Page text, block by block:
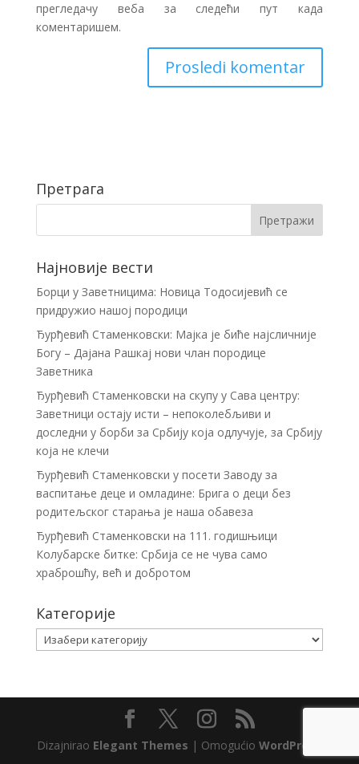
прегледачу веба за следећи пут када
коментаришем.
Претрага
Најновије вести
Борци у Заветницима: Новица Тодосијевић се
придружио нашој породици
Ђурђевић Стаменковски: Мајка је биће најсличније
Богу – Дајана Рашкај нови члан породице
Заветника
Ђурђевић Стаменковски на скупу у Сава центру:
Заветници остају исти – непоколебљиви и
доследни у борби за Србију која одлучује, за Србију
која не клечи
Ђурђевић Стаменковски у посети Заводу за
васпитање деце и омладине: Брига о деци без
родитељског старања је наша обавеза
Ђурђевић Стаменковски на 111. годишњици
Колубарске битке: Србија се не чува само
храброшћу, већ и добротом
Категорије
Категорије
Dizajnirao Elegant Themes | OmogućioWordPress